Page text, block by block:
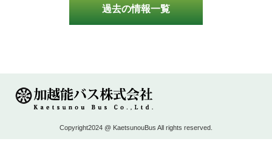
過去の情報一覧
Copyright2024 @ KaetsunouBus All rights reserved.